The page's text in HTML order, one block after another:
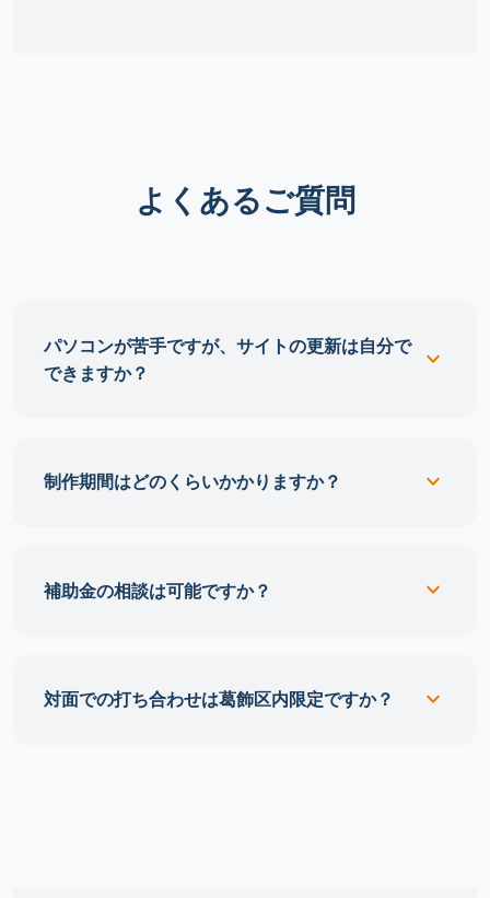
よくあるご質問
パソコンが苦手ですが、サイトの更新は自分で
できますか？
expand_more
制作期間はどのくらいかかりますか？ expand_more
補助金の相談は可能ですか？ expand_more
対面での打ち合わせは葛飾区内限定ですか？ expand_more